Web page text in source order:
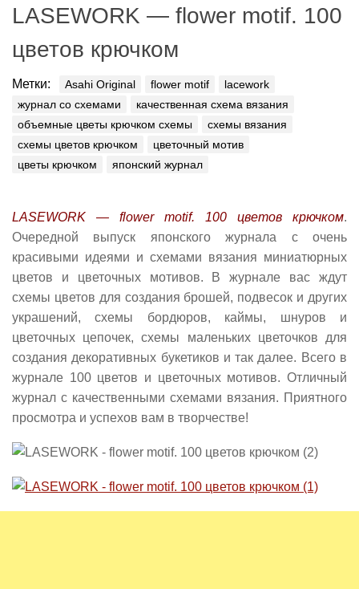
LASEWORK — flower motif. 100
цветов крючком
Метки: Asahi Original flower motif
lacework
журнал со схемами
качественная схема вязания
объемные цветы крючком схемы
схемы вязания
схемы цветов крючком
цветочный мотив
цветы крючком
японский журнал
LASEWORK — flower motif. 100 цветов крючком.
Очередной выпуск японского журнала с очень
красивыми идеями и схемами вязания миниатюрных
цветов и цветочных мотивов. В журнале вас ждут
схемы цветов для создания брошей, подвесок и других
украшений, схемы бордюров, каймы, шнуров и
цветочных цепочек, схемы маленьких цветочков для
создания декоративных букетиков и так далее. Всего в
журнале 100 цветов и цветочных мотивов. Отличный
журнал с качественными схемами вязания. Приятного
просмотра и успехов вам в творчестве!